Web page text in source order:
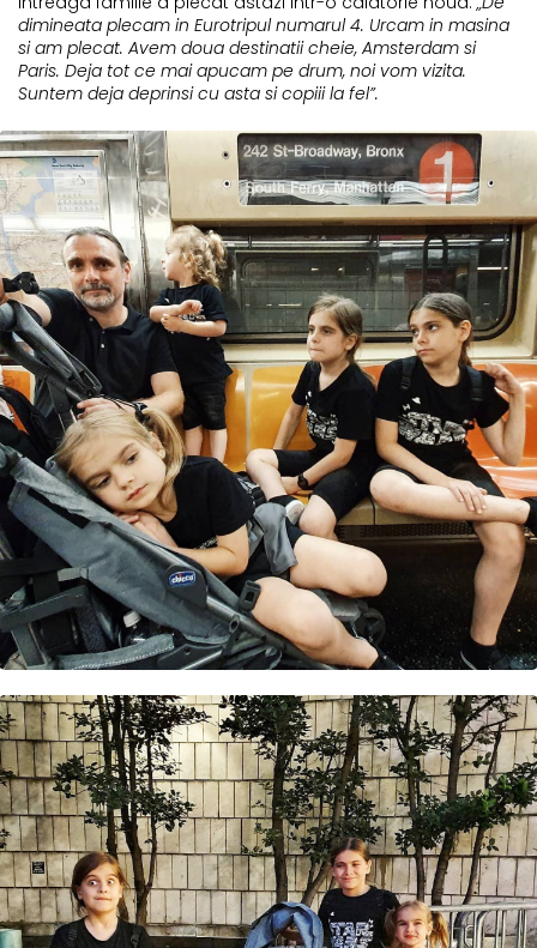
dimineata plecam in Eurotripul numarul 4. Urcam in masina
si am plecat. Avem doua destinatii cheie, Amsterdam si
Paris. Deja tot ce mai apucam pe drum, noi vom vizita.
Suntem deja deprinsi cu asta si copiii la fel”.